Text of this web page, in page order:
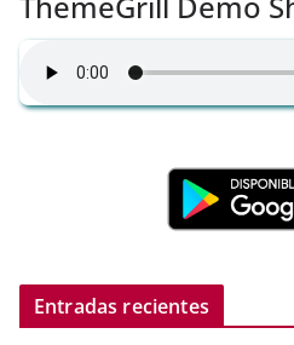
Entradas recientes